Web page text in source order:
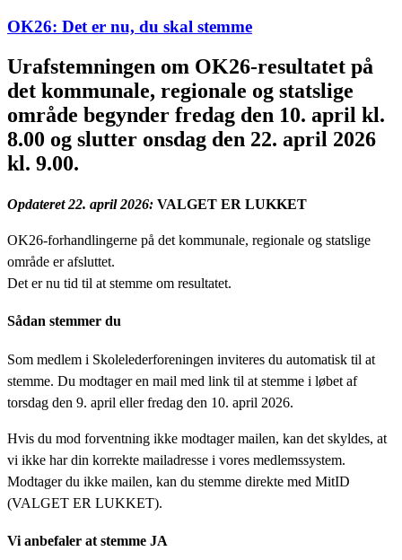
OK26: Det er nu, du skal stemme
Urafstemningen om OK26-resultatet på
det kommunale, regionale og statslige
område begynder fredag den 10. april kl.
8.00 og slutter onsdag den 22. april 2026
kl. 9.00.
Opdateret 22. april 2026: VALGET ER LUKKET
OK26-forhandlingerne på det kommunale, regionale og statslige
område er afsluttet.
Det er nu tid til at stemme om resultatet.
Sådan stemmer du
Som medlem i Skolelederforeningen inviteres du automatisk til at
stemme. Du modtager en mail med link til at stemme i løbet af
torsdag den 9. april eller fredag den 10. april 2026.
Hvis du mod forventning ikke modtager mailen, kan det skyldes, at
vi ikke har din korrekte mailadresse i vores medlemssystem.
Modtager du ikke mailen, kan du stemme direkte med MitID
(VALGET ER LUKKET).
Vi anbefaler at stemme JA